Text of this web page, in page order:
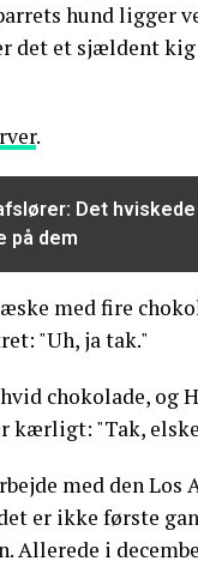
hund ligger
det et sjældent kig
.
Det hviskede
på dem
med fire
"Uh, ja tak."
chokolade, og
kærligt: "Tak,
med den Los
er ikke første
Allerede i